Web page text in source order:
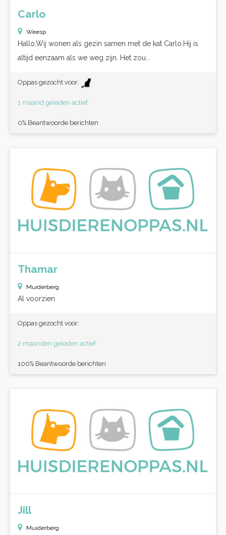
Carlo
Weesp
Hallo,Wij wonen als gezin samen met de kat Carlo.Hij is
altijd eenzaam als we weg zijn. Het zou...
Oppas gezocht voor:
1 maand geleden actief
0% Beantwoorde berichten
Thamar
Muiderberg
Al voorzien
Oppas gezocht voor:
2 maanden geleden actief
100% Beantwoorde berichten
Jill
Muiderberg